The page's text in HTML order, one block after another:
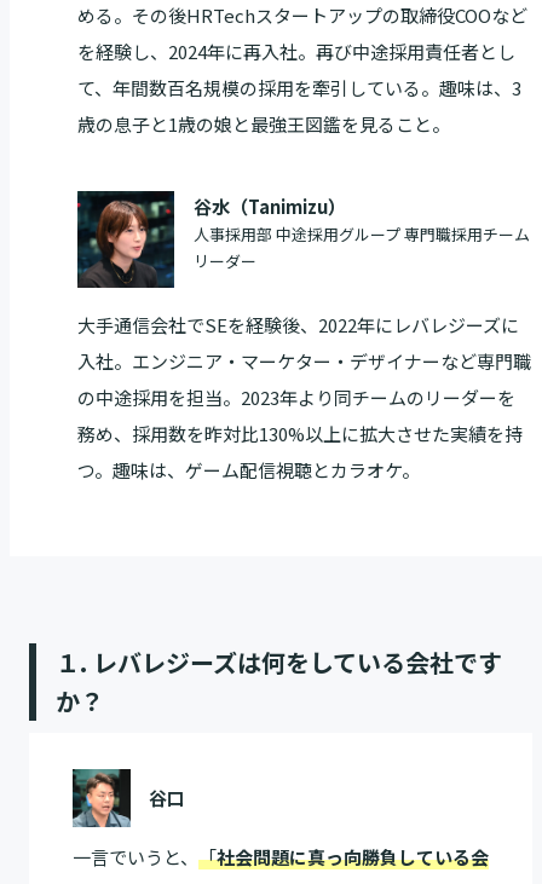
める。その後HRTechスタートアップの取締役COOなど
を経験し、2024年に再入社。再び中途採用責任者とし
て、年間数百名規模の採用を牽引している。趣味は、3
歳の息子と1歳の娘と最強王図鑑を見ること。
谷水（Tanimizu）
人事採用部 中途採用グループ 専門職採用チーム
リーダー
大手通信会社でSEを経験後、2022年にレバレジーズに
入社。エンジニア・マーケター・デザイナーなど専門職
の中途採用を担当。2023年より同チームのリーダーを
務め、採用数を昨対比130%以上に拡大させた実績を持
つ。趣味は、ゲーム配信視聴とカラオケ。
１. レバレジーズは何をしている会社です
か？
谷口
一言でいうと、 「社会問題に真っ向勝負している会